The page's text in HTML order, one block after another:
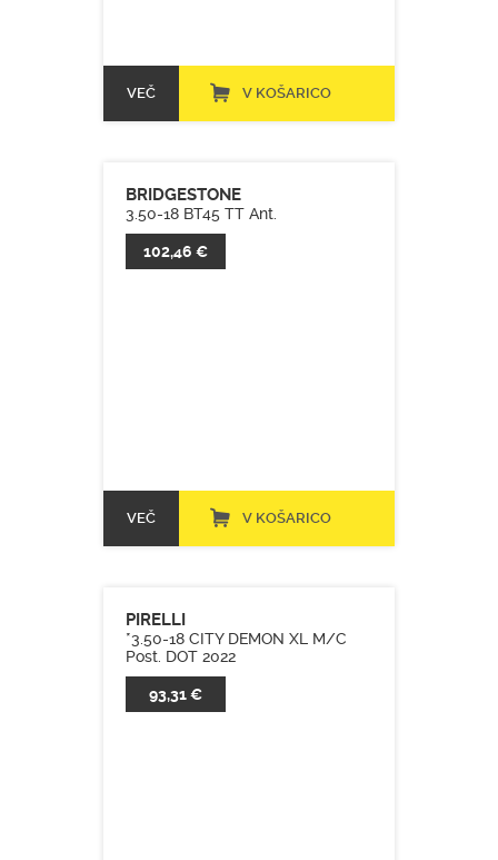
VEČ V KOŠARICO
BRIDGESTONE
3.50-18 BT45 TT Ant.
102,46 €
VEČ V KOŠARICO
PIRELLI
*3.50-18 CITY DEMON XL M/C
Post. DOT 2022
93,31 €